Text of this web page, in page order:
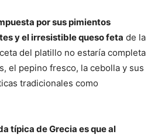
por sus pimientos
y el irresistible queso feta de la
del platillo no estaría completa
el pepino fresco, la cebolla y sus
tradicionales como
típica de Grecia es que al